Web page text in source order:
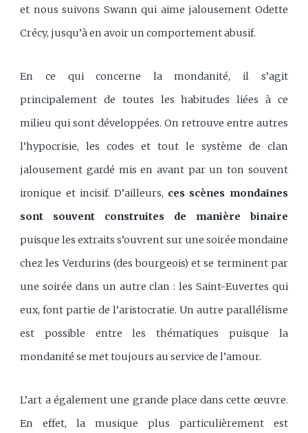
et nous suivons Swann qui aime jalousement Odette
Crécy, jusqu’à en avoir un comportement abusif.
En ce qui concerne la mondanité, il s’agit
principalement de toutes les habitudes liées à ce
milieu qui sont développées. On retrouve entre autres
l’hypocrisie, les codes et tout le système de clan
jalousement gardé mis en avant par un ton souvent
ironique et incisif. D’ailleurs, ces scènes mondaines
sont souvent construites de manière binaire
puisque les extraits s’ouvrent sur une soirée mondaine
chez les Verdurins (des bourgeois) et se terminent par
une soirée dans un autre clan : les Saint-Euvertes qui
eux, font partie de l’aristocratie. Un autre parallélisme
est possible entre les thématiques puisque la
mondanité se met toujours au service de l’amour.
L’art a également une grande place dans cette œuvre.
En effet, la musique plus particulièrement est